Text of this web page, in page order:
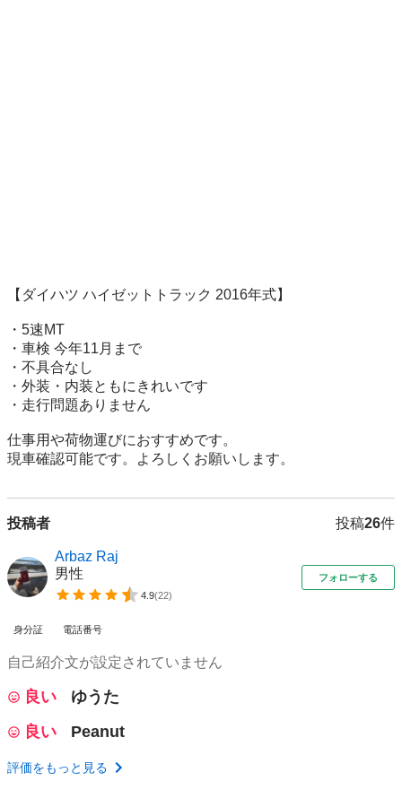
【ダイハツ ハイゼットトラック 2016年式】
・5速MT
・車検 今年11月まで
・不具合なし
・外装・内装ともにきれいです
・走行問題ありません
仕事用や荷物運びにおすすめです。
現車確認可能です。よろしくお願いします。
投稿者 投稿26件
Arbaz Raj
男性
4.9(22)
フォローする
身分証 電話番号
自己紹介文が設定されていません
良い
ゆうた
良い
Peanut
評価をもっと見る